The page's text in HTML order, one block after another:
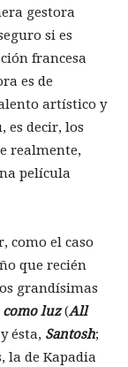
gestora
si es
francesa
es de
artístico y
es decir, los
realmente,
película
como el caso
que recién
grandísimas
como luz(All
y ésta, Santosh;
la de Kapadia